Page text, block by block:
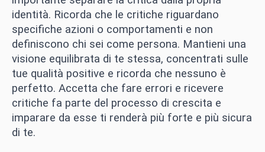
identità. Ricorda che le critiche riguardano
specifiche azioni o comportamenti e non
definiscono chi sei come persona. Mantieni una
visione equilibrata di te stessa, concentrati sulle
tue qualità positive e ricorda che nessuno è
perfetto. Accetta che fare errori e ricevere
critiche fa parte del processo di crescita e
imparare da esse ti renderà più forte e più sicura
di te.